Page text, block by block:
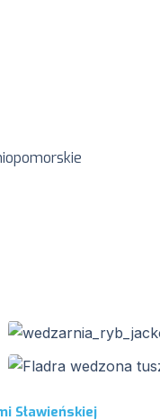
Sławieńskiej